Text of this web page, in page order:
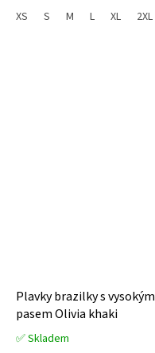
XS S M L XL 2XL
Plavky brazilky s vysokým
pasem Olivia khaki
Průměrné
✅ Skladem